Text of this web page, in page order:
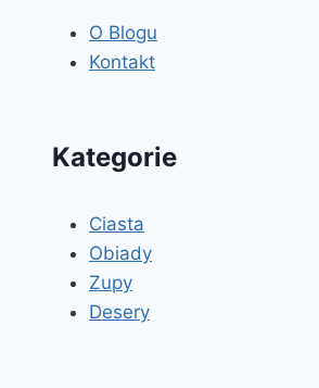
O Blogu
Kontakt
Kategorie
Ciasta
Obiady
Zupy
Desery